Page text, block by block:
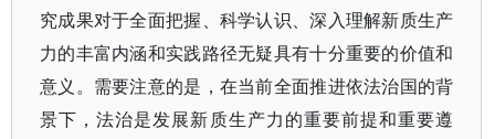
究成果对于全面把握、科学认识、深入理解新质生产
力的丰富内涵和实践路径无疑具有十分重要的价值和
意义。需要注意的是，在当前全面推进依法治国的背
景下，法治是发展新质生产力的重要前提和重要遵